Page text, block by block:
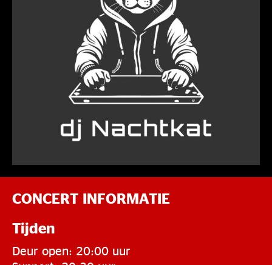
CONCERT INFORMATIE
Tijden
Deur open: 20:00 uur